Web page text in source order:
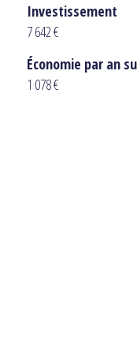
Investissement
7 642 €
Économie par an
1 078 €